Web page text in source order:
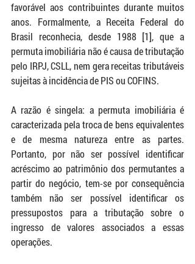
favorável aos contribuintes durante muitos
anos. Formalmente, a Receita Federal do
Brasil reconhecia, desde 1988 [1], que a
permuta imobiliária não é causa de tributação
pelo IRPJ, CSLL, nem gera receitas tributáveis
sujeitas à incidência de PIS ou COFINS.
A razão é singela: a permuta imobiliária é
caracterizada pela troca de bens equivalentes
e de mesma natureza entre as partes.
Portanto, por não ser possível identificar
acréscimo ao patrimônio dos permutantes a
partir do negócio, tem-se por consequência
também não ser possível identificar os
pressupostos para a tributação sobre o
ingresso de valores associados a essas
operações.